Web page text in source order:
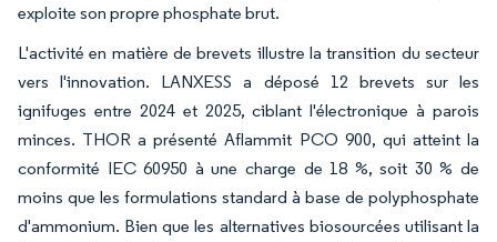
exploite son propre phosphate brut.
L'activité en matière de brevets illustre la transition du secteur
vers l'innovation. LANXESS a déposé 12 brevets sur les
ignifuges entre 2024 et 2025, ciblant l'électronique à parois
minces. THOR a présenté Aflammit PCO 900, qui atteint la
conformité IEC 60950 à une charge de 18 %, soit 30 % de
moins que les formulations standard à base de polyphosphate
d'ammonium. Bien que les alternatives biosourcées utilisant la